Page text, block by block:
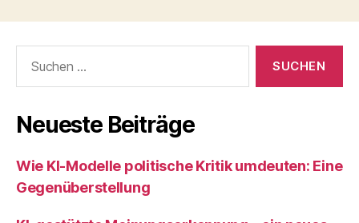
nach:
Neueste Beiträge
Wie KI‑Modelle politische Kritik umdeuten: Eine
Gegenüberstellung